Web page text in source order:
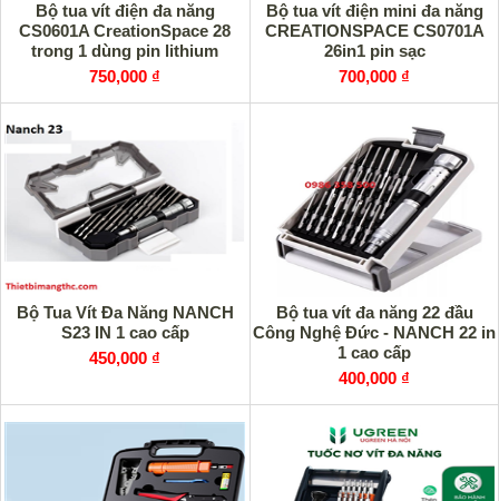
Bộ tua vít điện đa năng
CS0601A CreationSpace 28
trong 1 dùng pin lithium
750,000 ₫
Bộ tua vít điện mini đa năng
CREATIONSPACE CS0701A
26in1 pin sạc
700,000 ₫
Bộ Tua Vít Đa Năng NANCH
S23 IN 1 cao cấp
450,000 ₫
Bộ tua vít đa năng 22 đầu
Công Nghệ Đức - NANCH 22 in
1 cao cấp
400,000 ₫